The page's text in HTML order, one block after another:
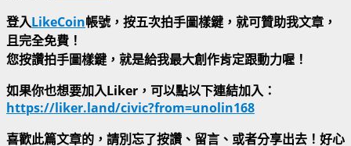
登入LikeCoin帳號，按五次拍手圖樣鍵，就可贊助我文章，
且完全免費！
您按讚拍手圖樣鍵，就是給我最大創作肯定跟動力喔！
如果你也想要加入Liker，可以點以下連結加入：
https://liker.land/civic?from=unolin168
喜歡此篇文章的，請別忘了按讚、留言、或者分享出去！好心